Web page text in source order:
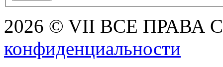
2026 © VII ВСЕ ПРАВА
конфиденциальности